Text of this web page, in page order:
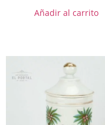
Añadir al carrito